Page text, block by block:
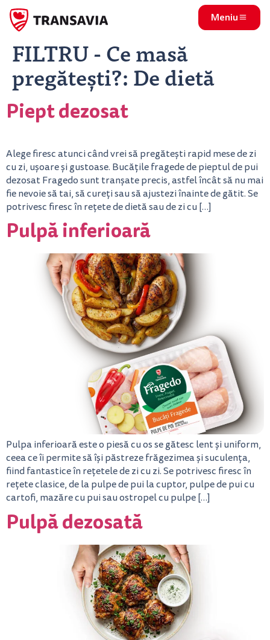
Meniu
FILTRU - Ce masă
pregătești?: De dietă
Piept dezosat
Alege firesc atunci când vrei să pregătești rapid mese de zi
cu zi, ușoare și gustoase. Bucățile fragede de pieptul de pui
dezosat Fragedo sunt tranșate precis, astfel încât să nu mai
fie nevoie să tai, să cureți sau să ajustezi înainte de gătit. Se
potrivesc firesc în rețete de dietă sau de zi cu […]
Pulpă inferioară
Pulpa inferioară este o piesă cu os se gătesc lent și uniform,
ceea ce îi permite să își păstreze frăgezimea și suculența,
fiind fantastice în rețetele de zi cu zi. Se potrivesc firesc în
rețete clasice, de la pulpe de pui la cuptor, pulpe de pui cu
cartofi, mazăre cu pui sau ostropel cu pulpe […]
Pulpă dezosată